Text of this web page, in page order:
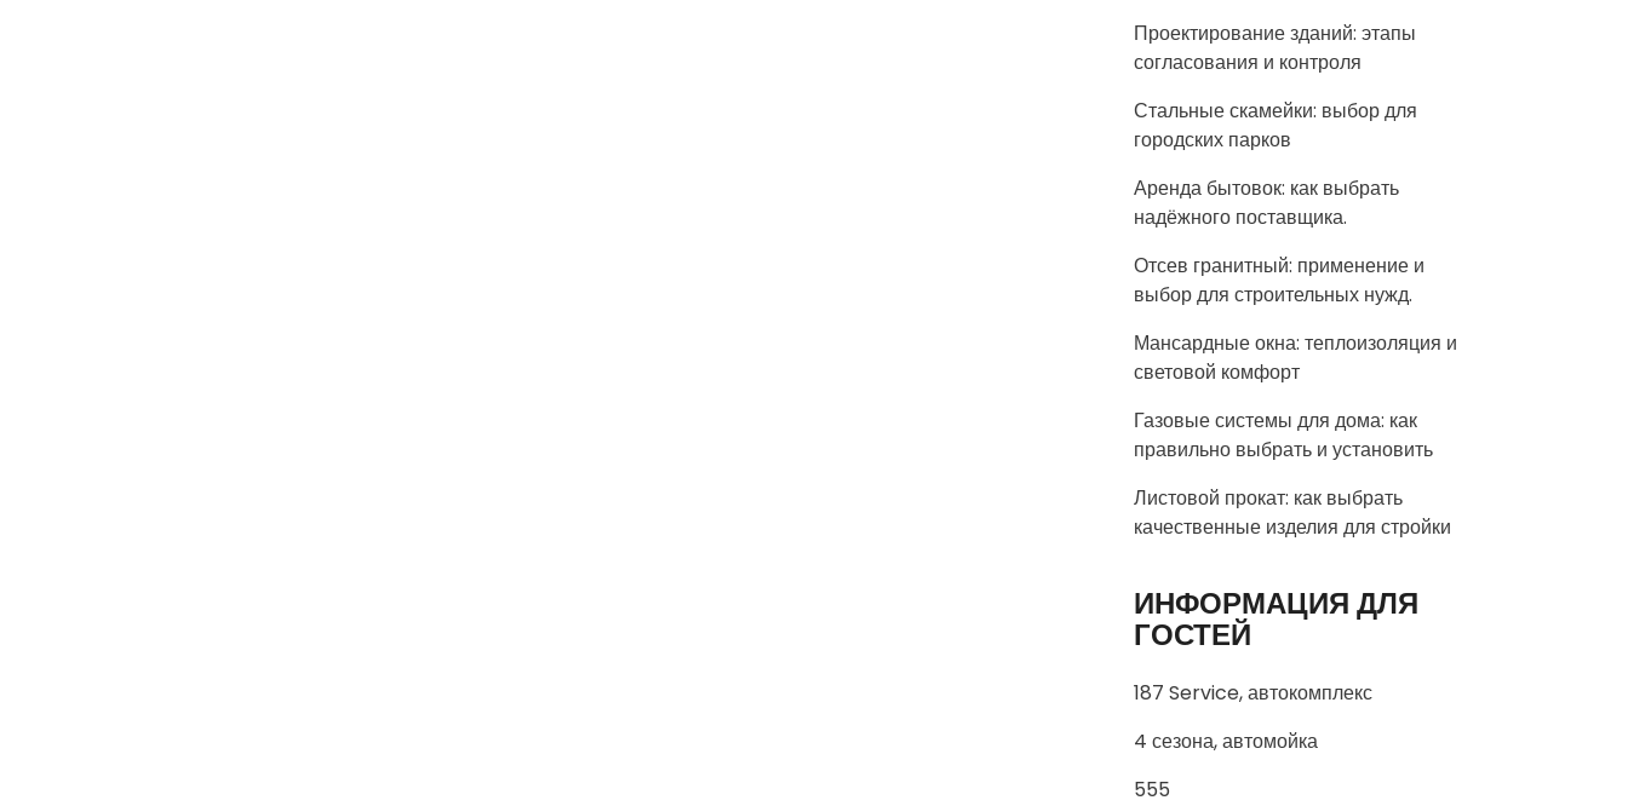
Проектирование зданий: этапы
согласования и контроля
Стальные скамейки: выбор для
городских парков
Аренда бытовок: как выбрать
надёжного поставщика.
Отсев гранитный: применение и
выбор для строительных нужд.
Мансардные окна: теплоизоляция и
световой комфорт
Газовые системы для дома: как
правильно выбрать и установить
Листовой прокат: как выбрать
качественные изделия для стройки
ИНФОРМАЦИЯ ДЛЯ
ГОСТЕЙ
187 Service, автокомплекс
4 сезона, автомойка
555